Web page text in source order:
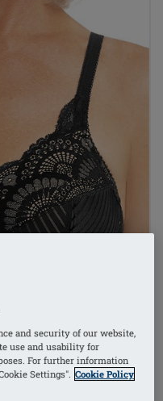
and security of our website,
use and usability for
For further information
Settings". Cookie Policy